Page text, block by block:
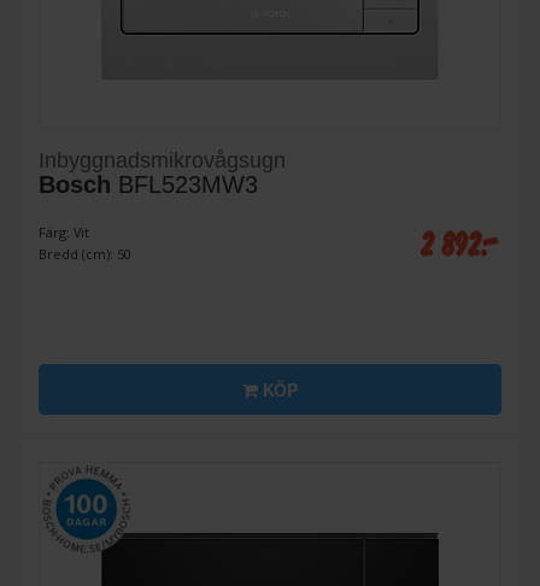
Inbyggnadsmikrovågsugn
Bosch BFL523MW3
Färg: Vit
Bredd (cm): 50
2 892:-
KÖP